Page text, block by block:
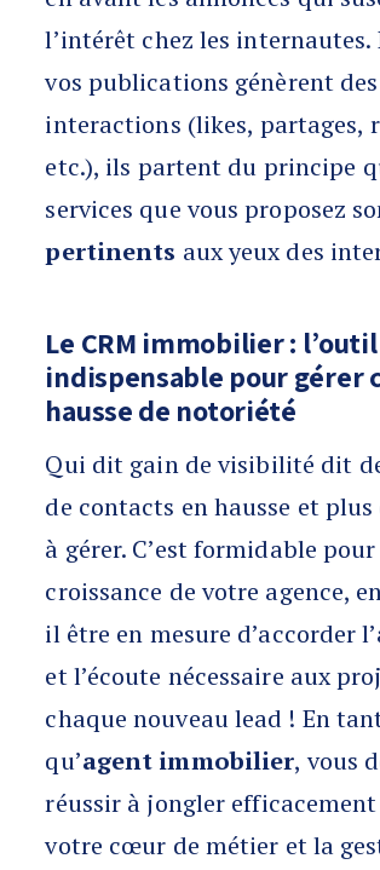
l’intérêt chez les internautes.
vos publications génèrent des
interactions (likes, partages,
etc.), ils partent du principe
services que vous proposez
pertinents aux yeux des
Le CRM immobilier : l’outil
indispensable pour gérer
hausse de notoriété
Qui dit gain de visibilité dit
de contacts en hausse et
à gérer. C’est formidable
croissance de votre agence,
il être en mesure d’accorder
et l’écoute nécessaire aux
chaque nouveau lead ! En
qu’agent immobilier, vous
réussir à jongler
votre cœur de métier et la